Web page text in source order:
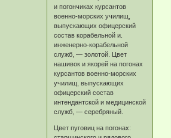
и погончиках курсантов
военно-морских училищ,
выпускающих офицерский
состав корабельной и.
инженерно-корабельной
служб, — золотой. Цвет
нашивок и якорей на погонах
курсантов военно-морских
училищ, выпускающих
офицерский состав
интендантской и медицинской
служб, — серебряный.
Цвет пуговиц на погонах: